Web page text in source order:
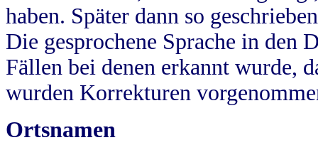
haben. Später dann so
Die gesprochene Sprache in
Fällen bei denen erkannt wurde,
wurden Korrekturen
Ortsnamen